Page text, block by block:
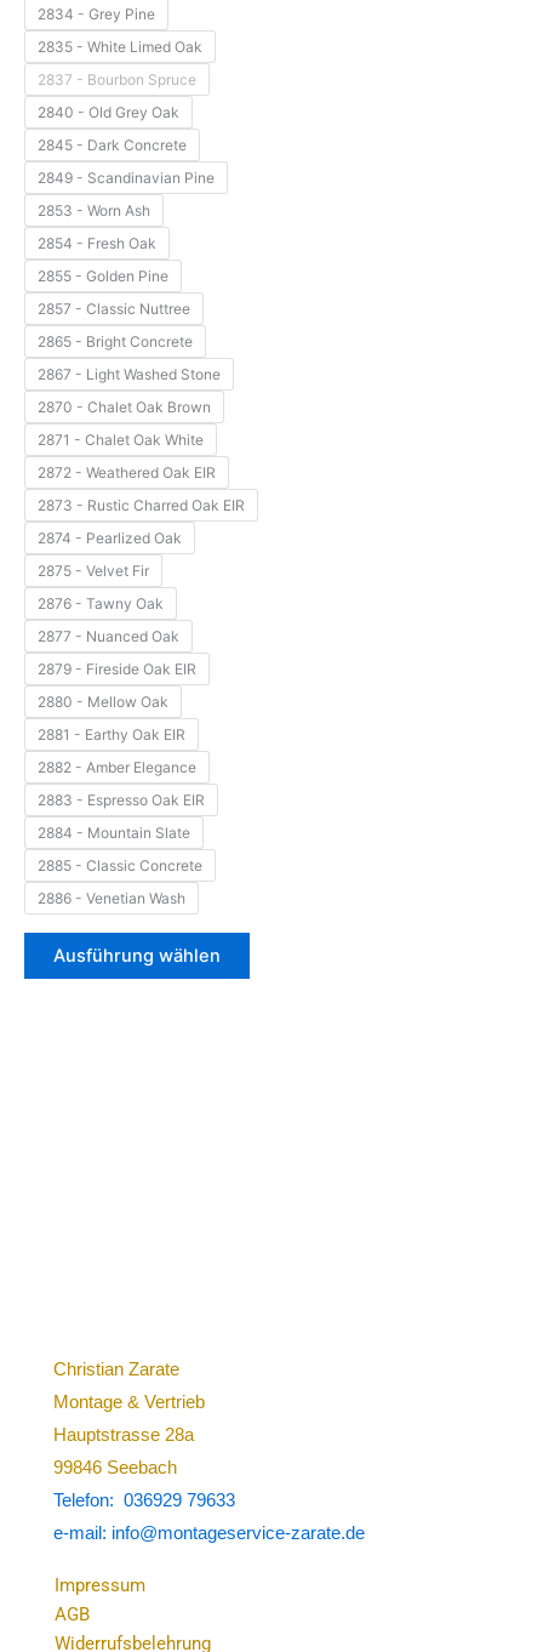
2834 - Grey Pine
2835 - White Limed Oak
2837 - Bourbon Spruce
2840 - Old Grey Oak
2845 - Dark Concrete
2849 - Scandinavian Pine
2853 - Worn Ash
2854 - Fresh Oak
2855 - Golden Pine
2857 - Classic Nuttree
2865 - Bright Concrete
2867 - Light Washed Stone
2870 - Chalet Oak Brown
2871 - Chalet Oak White
2872 - Weathered Oak EIR
2873 - Rustic Charred Oak EIR
2874 - Pearlized Oak
2875 - Velvet Fir
2876 - Tawny Oak
2877 - Nuanced Oak
2879 - Fireside Oak EIR
2880 - Mellow Oak
2881 - Earthy Oak EIR
2882 - Amber Elegance
2883 - Espresso Oak EIR
2884 - Mountain Slate
2885 - Classic Concrete
2886 - Venetian Wash
Ausführung wählen
Christian Zarate
Montage & Vertrieb
Hauptstrasse 28a
99846 Seebach
Telefon: 036929 79633
e-mail: info@montageservice-zarate.de
Impressum
AGB
Widerrufsbelehrung